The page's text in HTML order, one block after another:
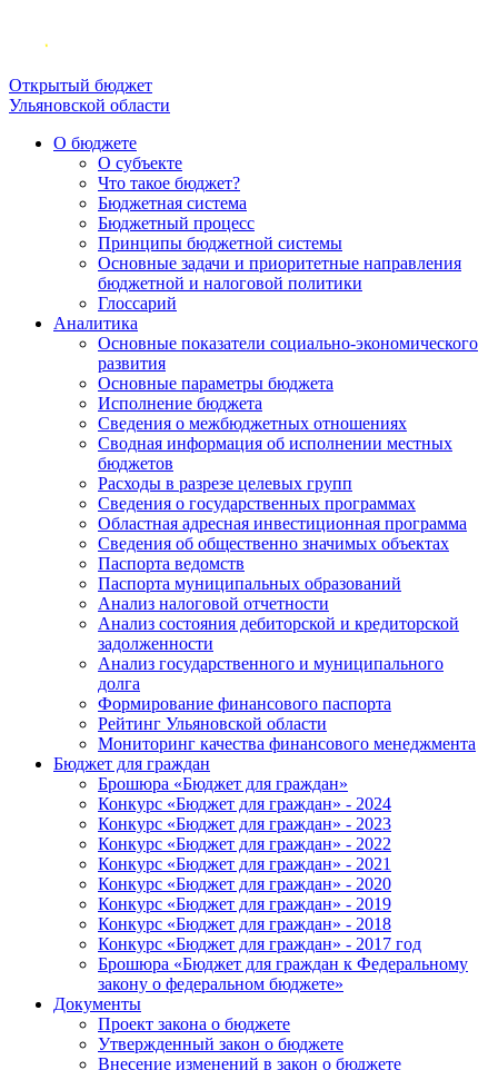
Открытый бюджет
Ульяновской области
О бюджете
О субъекте
Что такое бюджет?
Бюджетная система
Бюджетный процесс
Принципы бюджетной системы
Основные задачи и приоритетные направления
бюджетной и налоговой политики
Глоссарий
Аналитика
Основные показатели социально-экономического
развития
Основные параметры бюджета
Исполнение бюджета
Сведения о межбюджетных отношениях
Сводная информация об исполнении местных
бюджетов
Расходы в разрезе целевых групп
Сведения о государственных программах
Областная адресная инвестиционная программа
Сведения об общественно значимых объектах
Паспорта ведомств
Паспорта муниципальных образований
Анализ налоговой отчетности
Анализ состояния дебиторской и кредиторской
задолженности
Анализ государственного и муниципального
долга
Формирование финансового паспорта
Рейтинг Ульяновской области
Мониторинг качества финансового менеджмента
Бюджет для граждан
Брошюра «Бюджет для граждан»
Конкурс «Бюджет для граждан» - 2024
Конкурс «Бюджет для граждан» - 2023
Конкурс «Бюджет для граждан» - 2022
Конкурс «Бюджет для граждан» - 2021
Конкурс «Бюджет для граждан» - 2020
Конкурс «Бюджет для граждан» - 2019
Конкурс «Бюджет для граждан» - 2018
Конкурс «Бюджет для граждан» - 2017 год
Брошюра «Бюджет для граждан к Федеральному
закону о федеральном бюджете»
Документы
Проект закона о бюджете
Утвержденный закон о бюджете
Внесение изменений в закон о бюджете